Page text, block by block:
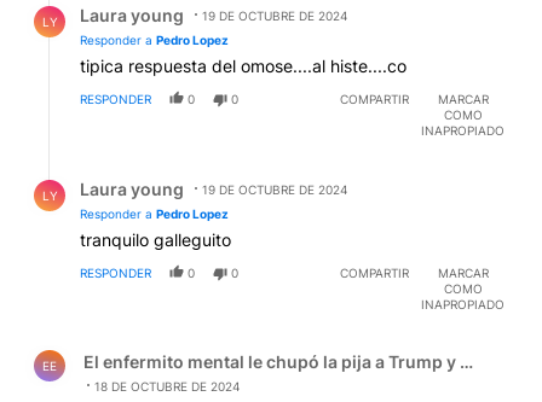
LY Laura young
19 DE OCTUBRE DE 2024
Responder a Pedro Lopez
tipica respuesta del omose....al histe....co
RESPONDER 0 0 COMPARTIR
MARCAR
COMO
INAPROPIADO
LY Laura young
19 DE OCTUBRE DE 2024
Responder a Pedro Lopez
tranquilo galleguito
RESPONDER 0 0 COMPARTIR
MARCAR
COMO
INAPROPIADO
EE El enfermito mental le chupó la pija a Trump y el
18 DE OCTUBRE DE 2024